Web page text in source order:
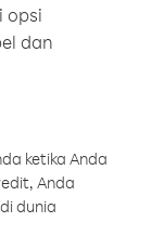
opsi
dan
ketika Anda
Anda
dunia